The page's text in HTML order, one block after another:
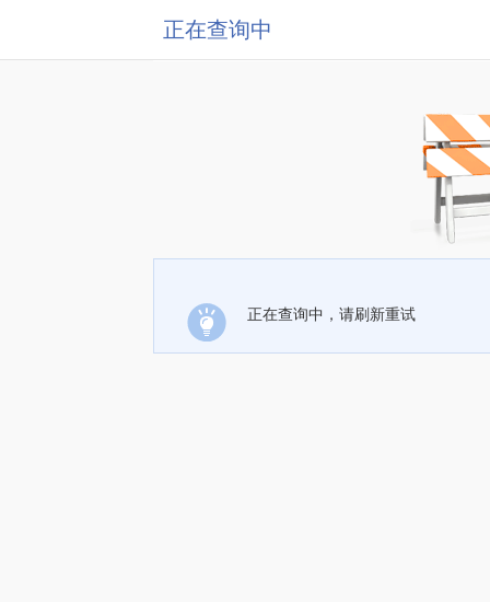
正在查询中
正在查询中，请刷新重试